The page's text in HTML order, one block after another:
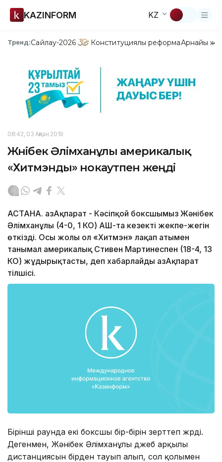
KAZINFORM KZ
Тренд:Сайлау-2026 Конституциялық реформаАрнайы
08:42, 03 Ақпан 2019
Жәнібек Әлімxанұлы америкалық
«Хитмэнды» нокаутпен жеңді
АСТАНА. ҚазАқпарат - Кәсіпқой боксшымыз Жәнібек
Әлімханұлы (4-0, 1 КО) АҚШ-та кезекті жекпе-жегін
өткізді. Осы жолы ол «Хитмэн» лақап атымен
танымал америкалық Стивен Мартинеспен (18-4, 13
КО) жұдырықтасты, деп xабарлайды ҚазАқпарат
тілшісі.
Бірінші раунда екі боксшы бір-бірін зерттеп жүрді.
Дегенмен, Жәнібек Әлімxанұлы джеб арқылы
дистанциясын бірден тауып алып, сол қолымен